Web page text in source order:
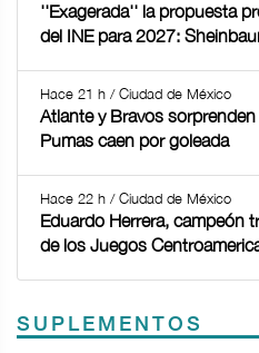
''Exagerada'' la propuesta
del INE para 2027:
Hace 21 h / Ciudad de México
Atlante y Bravos
Pumas caen por goleada
Hace 22 h / Ciudad de México
Eduardo Herrera, campeón
de los Juegos
SUPLEMENTOS